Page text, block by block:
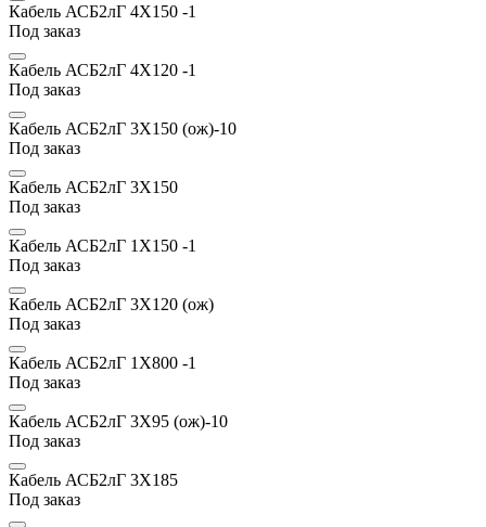
Кабель АСБ2лГ 4Х150 -1
Под заказ
Кабель АСБ2лГ 4Х120 -1
Под заказ
Кабель АСБ2лГ 3Х150 (ож)-10
Под заказ
Кабель АСБ2лГ 3Х150
Под заказ
Кабель АСБ2лГ 1Х150 -1
Под заказ
Кабель АСБ2лГ 3Х120 (ож)
Под заказ
Кабель АСБ2лГ 1Х800 -1
Под заказ
Кабель АСБ2лГ 3Х95 (ож)-10
Под заказ
Кабель АСБ2лГ 3Х185
Под заказ